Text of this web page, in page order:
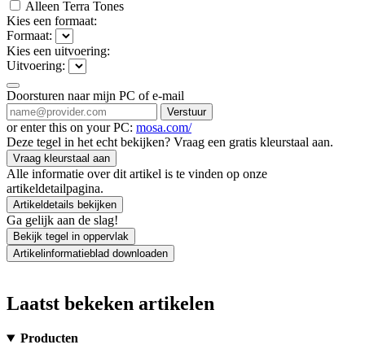
Alleen Terra Tones
Kies een formaat:
Formaat:
Kies een uitvoering:
Uitvoering:
Doorsturen naar mijn PC of e-mail
Verstuur
or enter this on your PC: mosa.com/
Deze tegel in het echt bekijken? Vraag een gratis kleurstaal aan.
Vraag kleurstaal aan
Alle informatie over dit artikel is te vinden op onze
artikeldetailpagina.
Artikeldetails bekijken
Ga gelijk aan de slag!
Bekijk tegel in oppervlak
Artikelinformatieblad downloaden
Laatst bekeken artikelen
Producten